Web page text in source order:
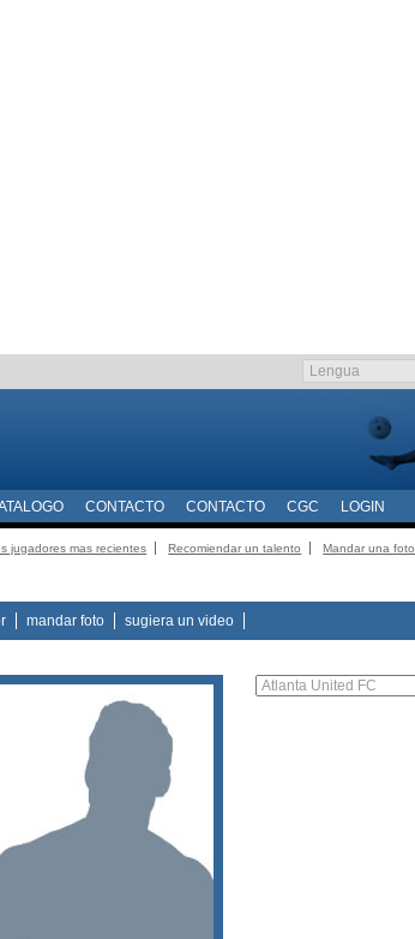
CONTACTO CONTACTO CGC LOGIN
jugadores mas recientes Recomiendar un talento Mandar una foto
mandar foto sugiera un video